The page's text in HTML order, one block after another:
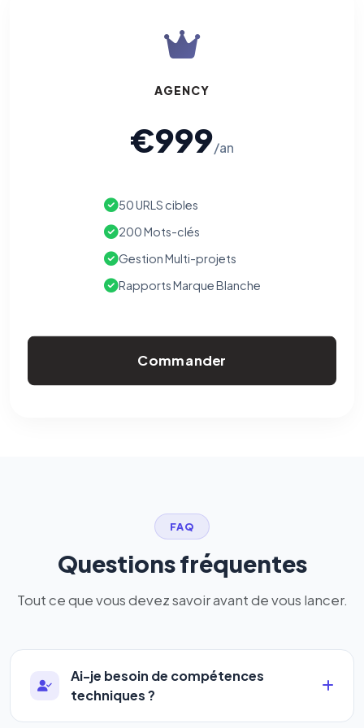
AGENCY
€999/an
50 URLS cibles
200 Mots-clés
Gestion Multi-projets
Rapports Marque Blanche
Commander
FAQ
Questions fréquentes
Tout ce que vous devez savoir avant de vous lancer.
Ai-je besoin de compétences
techniques ?